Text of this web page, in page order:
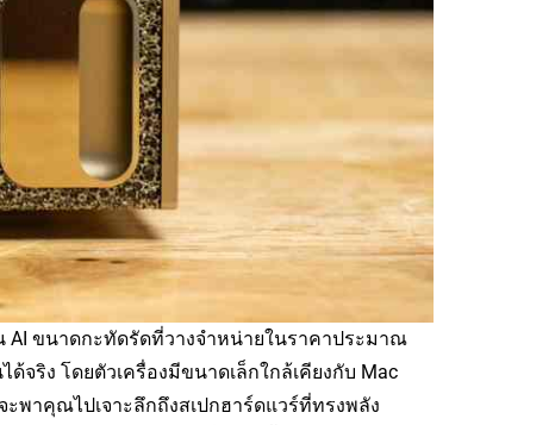
น AI ขนาดกะทัดรัดที่วางจำหน่ายในราคาประมาณ
ริง โดยตัวเครื่องมีขนาดเล็กใกล้เคียงกับ Mac
าคุณไปเจาะลึกถึงสเปกฮาร์ดแวร์ที่ทรงพลัง